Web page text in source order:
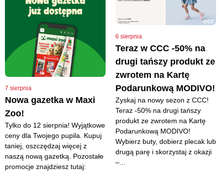
7 sierpnia
Nowa gazetka w Maxi
Zoo!
Tylko do 12 sierpnia! Wyjątkowe
ceny dla Twojego pupila. Kupuj
taniej, oszczędzaj więcej z
naszą nową gazetką. Pozostałe
promocje znajdziesz tutaj:
6 sierpnia
Teraz w CCC -50% na
drugi tańszy produkt ze
zwrotem na Kartę
Podarunkową MODIVO!
Zyskaj na nowy sezon z CCC!
Teraz -50% na drugi tańszy
produkt ze zwrotem na Kartę
Podarunkową MODIVO!
Wybierz buty, dobierz plecak lub
drugą parę i skorzystaj z okazji
–...